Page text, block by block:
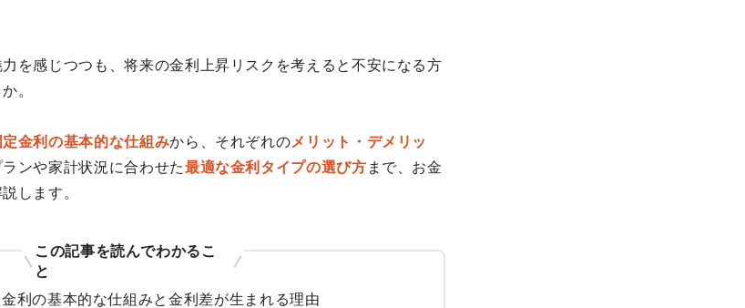
を感じつつも、将来の金利上昇リスクを考えると不安になる方
。
金利の基本的な仕組みから、それぞれのメリット・デメリッ
ンや家計状況に合わせた最適な金利タイプの選び方 まで、お金
します。
この記事を読んでわかるこ
と
利の基本的な仕組みと金利差が生まれる理由